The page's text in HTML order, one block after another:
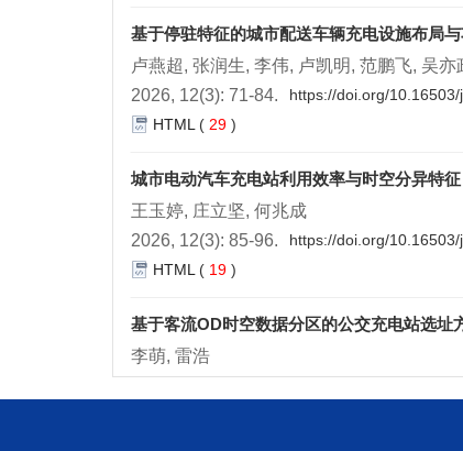
基于停驻特征的城市配送车辆充电设施布局
卢燕超, 张润生, 李伟, 卢凯明, 范鹏飞, 吴亦
2026, 12(3): 71-84.
https://doi.org/
HTML ( 29 )
城市电动汽车充电站利用效率与时空分异特征
王玉婷, 庄立坚, 何兆成
2026, 12(3): 85-96.
https://doi.org/
HTML ( 19 )
基于客流OD时空数据分区的公交充电站选址
李萌, 雷浩